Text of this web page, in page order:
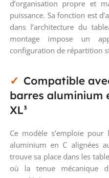
d’organisation propre et
puissance. Sa fonction est
dans l’architecture du
montage impose un
configuration de répartition
Compatible
barres aluminium
XL³
Ce modèle s’emploie
aluminium en C alignées
trouve sa place dans les
où la tenue mécanique